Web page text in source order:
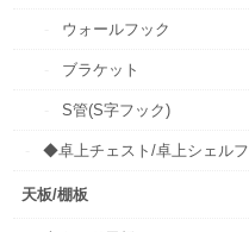
ウォールフック
ブラケット
S管(S字フック)
◆卓上チェスト/卓上シェルフ
天板/棚板